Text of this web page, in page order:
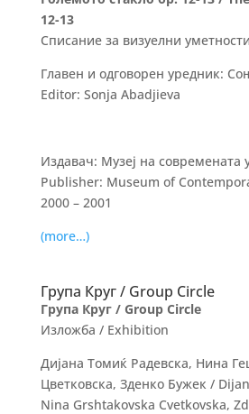
12-13
Списание за визуелни
Главен и одговорен уредник:
Editor: Sonja Abadjieva
Издавач: Музеј на современата
Publisher: Museum of
2000 – 2001
(more…)
Група Круг / Group Circle
Група Круг / Group Circle
Изложба / Exhibition
Дијана Томиќ Радевска, Нина
Цветковска, Зденко Бужек /
Nina Grshtakovska Cvetkovska,